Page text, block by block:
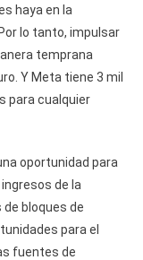
haya en la
lo tanto, impulsar
temprana
Y Meta tiene 3 mil
para cualquier
oportunidad para
de la
bloques de
para el
fuentes de